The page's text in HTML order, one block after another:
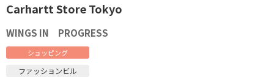
Carhartt Store Tokyo
WINGS IN PROGRESS
ショッピング
ファッションビル